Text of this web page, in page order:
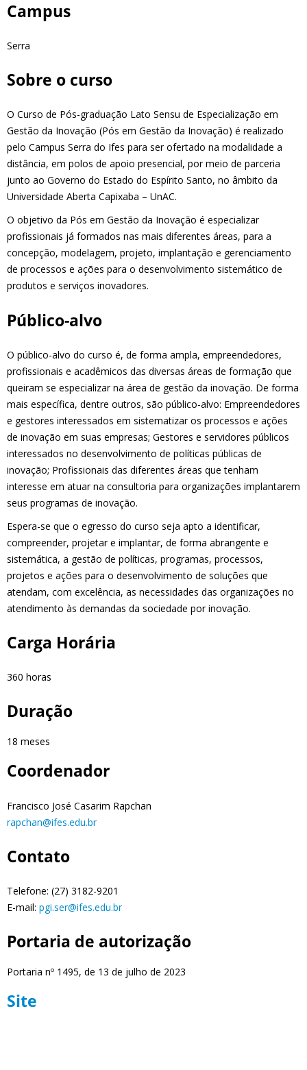
Campus
Serra
Sobre o curso
O Curso de Pós-graduação Lato Sensu de Especialização em
Gestão da Inovação (Pós em Gestão da Inovação) é realizado
pelo Campus Serra do Ifes para ser ofertado na modalidade a
distância, em polos de apoio presencial, por meio de parceria
junto ao Governo do Estado do Espírito Santo, no âmbito da
Universidade Aberta Capixaba – UnAC.
O objetivo da Pós em Gestão da Inovação é especializar
profissionais já formados nas mais diferentes áreas, para a
concepção, modelagem, projeto, implantação e gerenciamento
de processos e ações para o desenvolvimento sistemático de
produtos e serviços inovadores.
Público-alvo
O público-alvo do curso é, de forma ampla, empreendedores,
profissionais e acadêmicos das diversas áreas de formação que
queiram se especializar na área de gestão da inovação. De forma
mais específica, dentre outros, são público-alvo: Empreendedores
e gestores interessados em sistematizar os processos e ações
de inovação em suas empresas; Gestores e servidores públicos
interessados no desenvolvimento de políticas públicas de
inovação; Profissionais das diferentes áreas que tenham
interesse em atuar na consultoria para organizações implantarem
seus programas de inovação.
Espera-se que o egresso do curso seja apto a identificar,
compreender, projetar e implantar, de forma abrangente e
sistemática, a gestão de políticas, programas, processos,
projetos e ações para o desenvolvimento de soluções que
atendam, com excelência, as necessidades das organizações no
atendimento às demandas da sociedade por inovação.
Carga Horária
360 horas
Duração
18 meses
Coordenador
Francisco José Casarim Rapchan
rapchan@ifes.edu.br
Contato
Telefone: (27) 3182-9201
E-mail: pgi.ser@ifes.edu.br
Portaria de autorização
Portaria nº 1495, de 13 de julho de 2023
Site